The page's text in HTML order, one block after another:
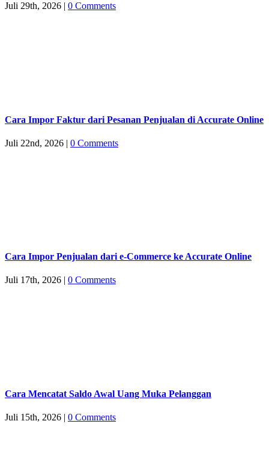
Juli 29th, 2026 | 0 Comments
Cara Impor Faktur dari Pesanan Penjualan di Accurate Online
Juli 22nd, 2026 | 0 Comments
Cara Impor Penjualan dari e-Commerce ke Accurate Online
Juli 17th, 2026 | 0 Comments
Cara Mencatat Saldo Awal Uang Muka Pelanggan
Juli 15th, 2026 | 0 Comments